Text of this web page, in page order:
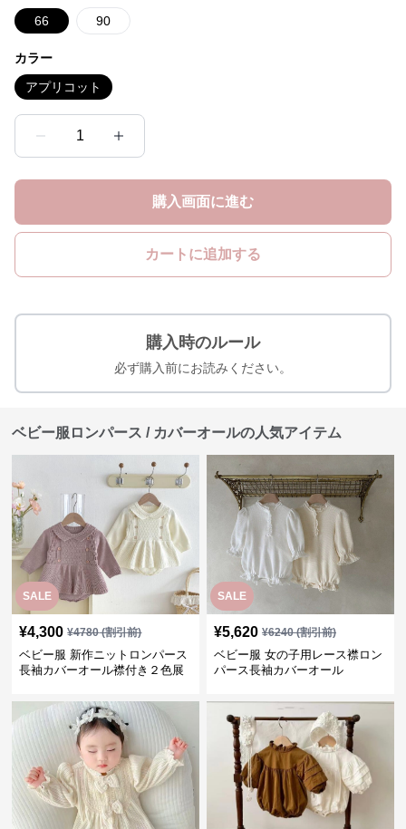
66 90
カラー
アプリコット
1
購入画面に進む
カートに追加する
購入時のルール
必ず購入前にお読みください。
ベビー服ロンパース / カバーオールの人気アイテム
SALE
¥4,300 ¥4780(割引前)
ベビー服 新作ニットロンパース
長袖カバーオール襟付き２色展
SALE
¥5,620 ¥6240(割引前)
ベビー服 女の子用レース襟ロン
パース長袖カバーオール